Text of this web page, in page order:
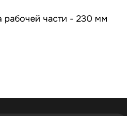
части - 230 мм